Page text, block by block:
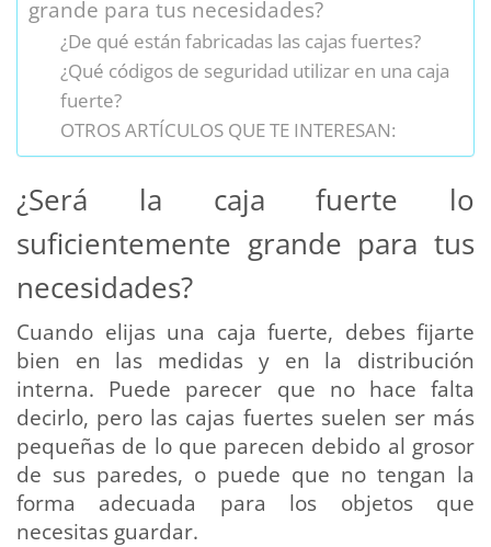
grande para tus necesidades?
¿De qué están fabricadas las cajas fuertes?
¿Qué códigos de seguridad utilizar en una caja
fuerte?
OTROS ARTÍCULOS QUE TE INTERESAN:
¿Será la caja fuerte lo
suficientemente grande para tus
necesidades?
Cuando elijas una caja fuerte, debes fijarte
bien en las medidas y en la distribución
interna. Puede parecer que no hace falta
decirlo, pero las cajas fuertes suelen ser más
pequeñas de lo que parecen debido al grosor
de sus paredes, o puede que no tengan la
forma adecuada para los objetos que
necesitas guardar.